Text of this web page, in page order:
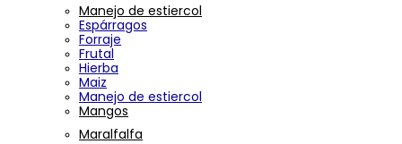
Manejo de estiercol
Espárragos
Forraje
Frutal
Hierba
Maiz
Manejo de estiercol
Mangos
Maralfalfa